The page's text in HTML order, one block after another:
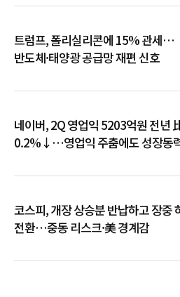
트럼프, 폴리실리콘에 15% 관세…
반도체·태양광 공급망 재편 신호
네이버, 2Q 영업익 5203억원 전년
0.2%↓…영업익 주춤에도 성장동
코스피, 개장 상승분 반납하고 장중
전환…중동 리스크·美 경계감